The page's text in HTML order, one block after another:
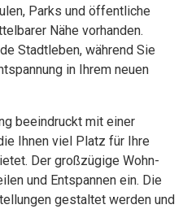
Parks und öffentliche
Nähe vorhanden.
Stadtleben, während Sie
in Ihrem neuen
beeindruckt mit einer
Ihnen viel Platz für Ihre
Der großzügige Wohn-
und Entspannen ein. Die
gestaltet werden und